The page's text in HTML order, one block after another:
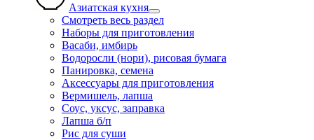
Азиатская кухня
Смотреть весь раздел
Наборы для приготовления
Васаби, имбирь
Водоросли (нори), рисовая бумага
Панировка, семена
Аксессуары для приготовления
Вермишель, лапша
Соус, уксус, заправка
Лапша б/п
Рис для суши